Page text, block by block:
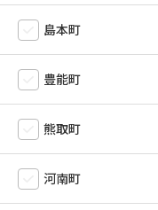
島本町
豊能町
熊取町
河南町